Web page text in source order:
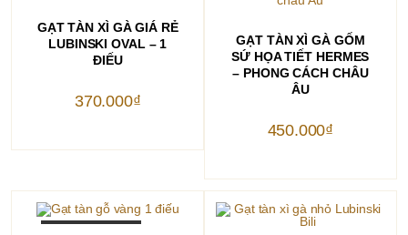
THÊM VÀO GIỎ HÀNG
GẠT TÀN XÌ GÀ GIÁ RẺ
LUBINSKI OVAL – 1
ĐIẾU
370.000₫
THÊM VÀO GIỎ HÀNG
GẠT TÀN XÌ GÀ GỐM
SỨ HỌA TIẾT HERMES
– PHONG CÁCH CHÂU
ÂU
450.000₫